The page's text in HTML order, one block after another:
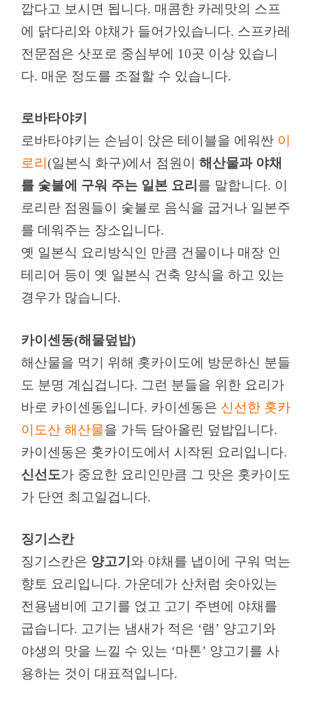
깝다고 보시면 됩니다. 매콤한 카레맛의 스프
에 닭다리와 야채가 들어가있습니다. 스프카레
전문점은 삿포로 중심부에 10곳 이상 있습니
다. 매운 정도를 조절할 수 있습니다.
로바타야키
로바타야키는 손님이 앉은 테이블을 에워싼 이
로리 (일본식 화구)에서 점원이 해산물과 야채
를 숯불에 구워 주는 일본 요리 를 말합니다. 이
로리란 점원들이 숯불로 음식을 굽거나 일본주
를 데워주는 장소입니다.
옛 일본식 요리방식인 만큼 건물이나 매장 인
테리어 등이 옛 일본식 건축 양식을 하고 있는
경우가 많습니다.
카이센동(해물덮밥)
해산물을 먹기 위해 홋카이도에 방문하신 분들
도 분명 계십겁니다. 그런 분들을 위한 요리가
바로 카이센동입니다. 카이센동은 신선한 홋카
이도산 해산물을 가득 담아올린 덮밥입니다.
카이센동은 홋카이도에서 시작된 요리입니다.
신선도가 중요한 요리인만큼 그 맛은 홋카이도
가 단연 최고일겁니다.
징기스칸
징기스칸은 양고기 와 야채를 냅이에 구워 먹는
향토 요리입니다. 가운데가 산처럼 솟아있는
전용냄비에 고기를 얹고 고기 주변에 야채를
굽습니다. 고기는 냄새가 적은 ‘램’ 양고기와
야생의 맛을 느낄 수 있는 ‘마톤’ 양고기를 사
용하는 것이 대표적입니다.